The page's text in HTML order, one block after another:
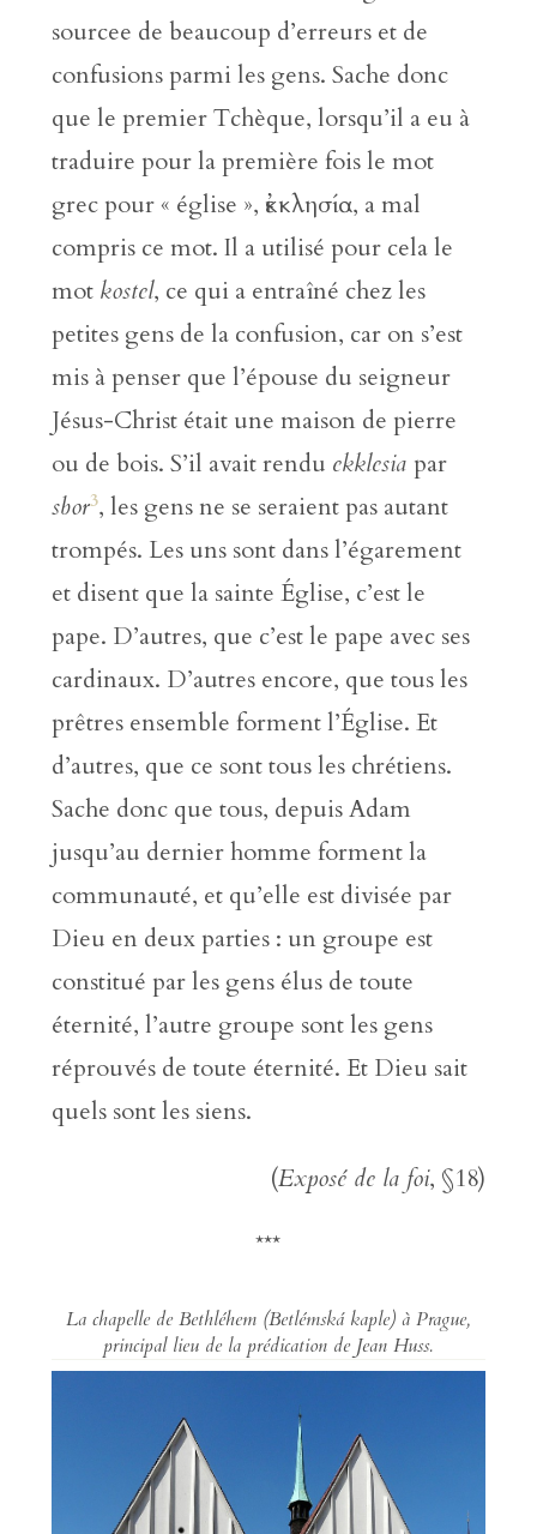
sourcee de beaucoup d’erreurs et de
confusions parmi les gens. Sache donc
que le premier Tchèque, lorsqu’il a eu à
traduire pour la première fois le mot
grec pour « église », ἐκκλησία, a mal
compris ce mot. Il a utilisé pour cela le
mot kostel, ce qui a entraîné chez les
petites gens de la confusion, car on s’est
mis à penser que l’épouse du seigneur
Jésus-Christ était une maison de pierre
ou de bois. S’il avait rendu ekklesia par
sbor3, les gens ne se seraient pas autant
trompés. Les uns sont dans l’égarement
et disent que la sainte Église, c’est le
pape. D’autres, que c’est le pape avec ses
cardinaux. D’autres encore, que tous les
prêtres ensemble forment l’Église. Et
d’autres, que ce sont tous les chrétiens.
Sache donc que tous, depuis Adam
jusqu’au dernier homme forment la
communauté, et qu’elle est divisée par
Dieu en deux parties : un groupe est
constitué par les gens élus de toute
éternité, l’autre groupe sont les gens
réprouvés de toute éternité. Et Dieu sait
quels sont les siens.
(Exposé de la foi, §18)
***
La chapelle de Bethléhem (Betlémská kaple) à Prague,
principal lieu de la prédication de Jean Huss.